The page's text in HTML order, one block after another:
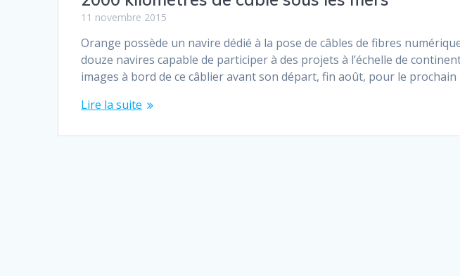
11 novembre 2015
Orange possède un navire dédié à la pose de câbles de fibres
douze navires capable de participer à des projets à l’échelle de
images à bord de ce câblier avant son départ, fin août, pour le
Lire la suite